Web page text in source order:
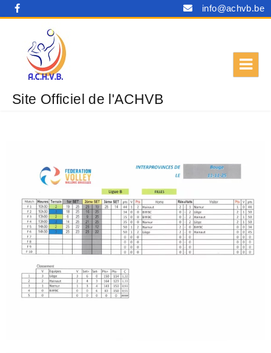
info@achvb.be
Site Officiel de l'ACHVB